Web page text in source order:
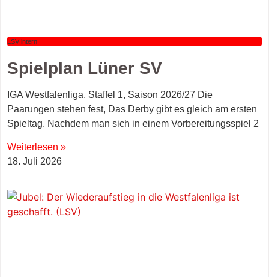
LSV intern
Spielplan Lüner SV
IGA Westfalenliga, Staffel 1, Saison 2026/27 Die
Paarungen stehen fest, Das Derby gibt es gleich am ersten
Spieltag. Nachdem man sich in einem Vorbereitungsspiel 2
Weiterlesen »
18. Juli 2026